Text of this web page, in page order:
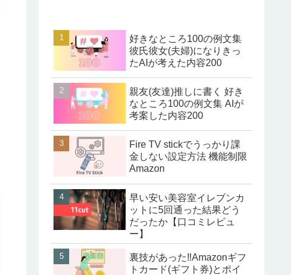
好きなところ100の例文集
彼氏彼女(夫婦)になりきっ
たAIが考えた内容200
親友(友達)推しに書く 好き
なところ100の例文集 AIが
考案した内容200
Fire TV stickでうっかり課
金しない設定方法 機能制限
Amazon
早い安い美容室イレブンカ
ットに5回通った結果どう
だったか【口コミレビュ
ー】
裏技があった‼Amazonギフ
トカード(ギフト券)とポイ